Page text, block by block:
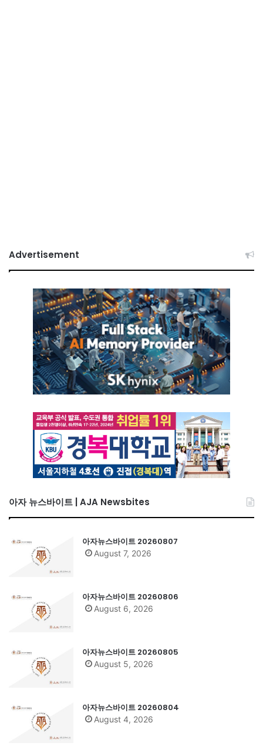
Advertisement
아자 뉴스바이트 | AJA Newsbites
아자뉴스바이트 20260807
August 7, 2026
아자뉴스바이트 20260806
August 6, 2026
아자뉴스바이트 20260805
August 5, 2026
아자뉴스바이트 20260804
August 4, 2026